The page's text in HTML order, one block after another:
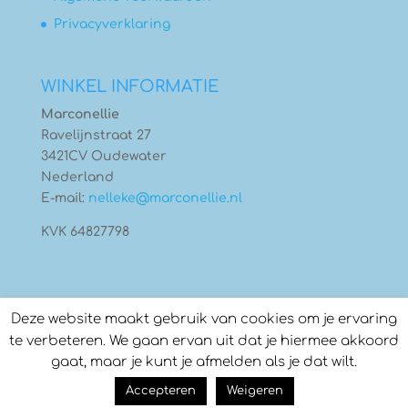
Privacyverklaring
WINKEL INFORMATIE
Marconellie
Ravelijnstraat 27
3421CV Oudewater
Nederland
E-mail: nelleke@marconellie.nl
KVK 64827798
© Copyright 2026Marconellie- Gebouwd door:
Compass Creations
Deze website maakt gebruik van cookies om je ervaring
te verbeteren. We gaan ervan uit dat je hiermee akkoord
gaat, maar je kunt je afmelden als je dat wilt.
Accepteren Weigeren